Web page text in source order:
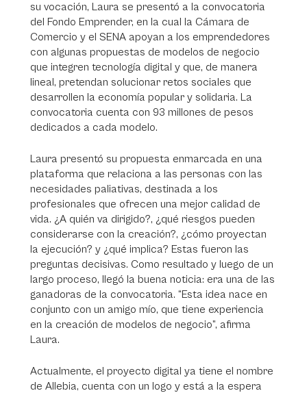
su vocación, Laura se presentó a la convocatoria
del Fondo Emprender, en la cual la Cámara de
Comercio y el SENA apoyan a los emprendedores
con algunas propuestas de modelos de negocio
que integren tecnología digital y que, de manera
lineal, pretendan solucionar retos sociales que
desarrollen la economía popular y solidaria. La
convocatoria cuenta con 93 millones de pesos
dedicados a cada modelo.
Laura presentó su propuesta enmarcada en una
plataforma que relaciona a las personas con las
necesidades paliativas, destinada a los
profesionales que ofrecen una mejor calidad de
vida. ¿A quién va dirigido?, ¿qué riesgos pueden
considerarse con la creación?, ¿cómo proyectan
la ejecución? y ¿qué implica? Estas fueron las
preguntas decisivas. Como resultado y luego de un
largo proceso, llegó la buena noticia: era una de las
ganadoras de la convocatoria. “Esta idea nace en
conjunto con un amigo mío, que tiene experiencia
en la creación de modelos de negocio”, afirma
Laura.
Actualmente, el proyecto digital ya tiene el nombre
de Allebia, cuenta con un logo y está a la espera